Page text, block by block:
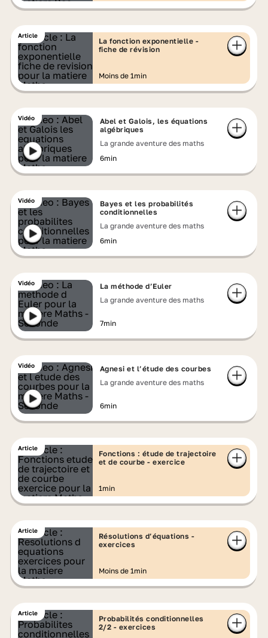
Article
La fonction exponentielle -
fiche de révision
Moins de 1min
Vidéo
Abel et Galois, les équations
algébriques
La grande aventure des maths
6min
Vidéo
Bayes et les probabilités
conditionnelles
La grande aventure des maths
6min
Vidéo
La méthode d’Euler
La grande aventure des maths
7min
Vidéo
Agnesi et l’étude des courbes
La grande aventure des maths
6min
Article
Fonctions : étude de trajectoire
et de courbe - exercice
1min
Article
Résolutions d’équations -
exercices
Moins de 1min
Article
Probabilités conditionnelles
2/2 - exercices